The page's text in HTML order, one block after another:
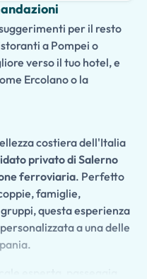
per il resto
a Pompei o
verso il tuo hotel, e
Ercolano o la
costiera dell'Italia
privato di Salerno
ferroviaria. Perfetto
famiglie,
questa esperienza
a una delle